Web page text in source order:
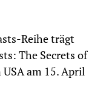
Reihe trägt
The Secrets of
am 15. April